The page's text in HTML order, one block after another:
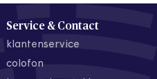
Service & Contact
klantenservice
colofon